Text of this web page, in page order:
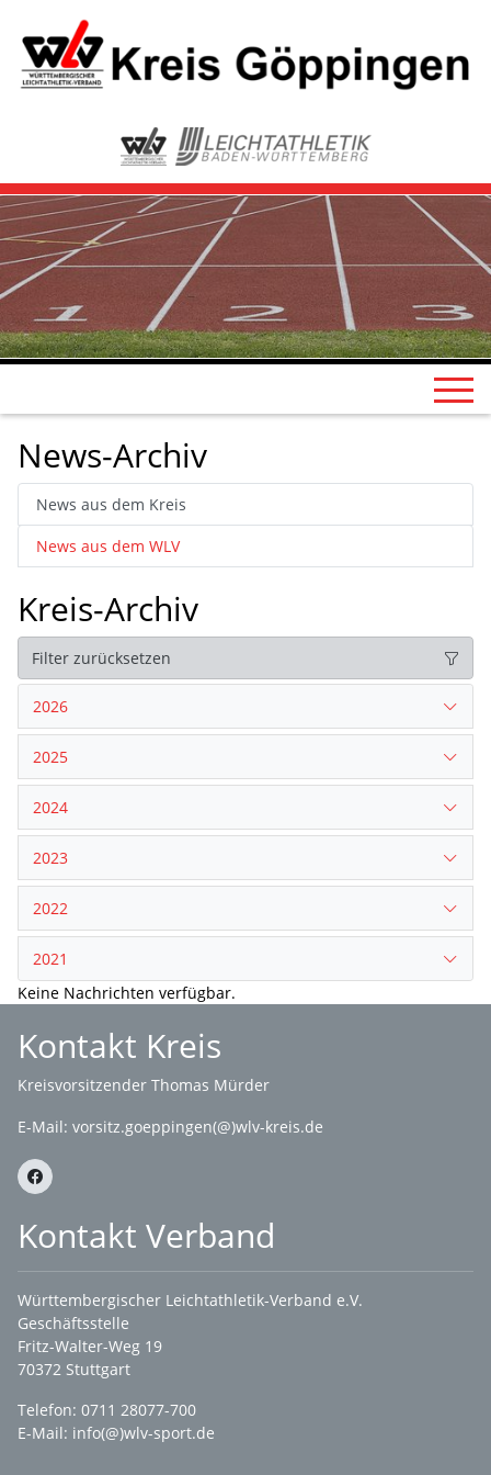
News-Archiv
News aus dem Kreis
News aus dem WLV
Kreis-Archiv
Filter zurücksetzen
2026
2025
2024
2023
2022
2021
Keine Nachrichten verfügbar.
Kontakt Kreis
Kreisvorsitzender Thomas Mürder
E-Mail: vorsitz.goeppingen(@)wlv-kreis.de
Kontakt Verband
Württembergischer Leichtathletik-Verband e.V.
Geschäftsstelle
Fritz-Walter-Weg 19
70372 Stuttgart
Telefon: 0711 28077-700
E-Mail: info(@)wlv-sport.de